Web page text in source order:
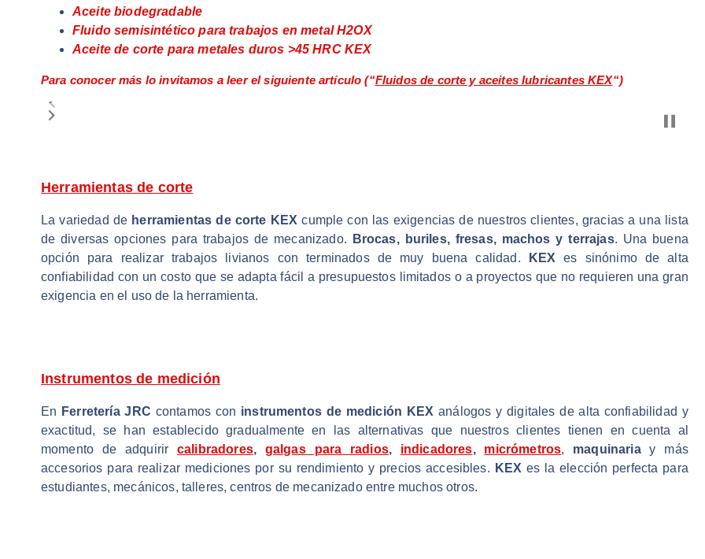
Aceite biodegradable
Fluido semisintético para trabajos en metal H2OX
Aceite de corte para metales duros >45 HRC KEX
Para conocer más lo invitamos a leer el siguiente artículo (“Fluidos de corte y aceites lubricantes KEX“)
Herramientas de corte
La variedad de herramientas de corte KEX cumple con las exigencias de nuestros clientes, gracias a una lista
de diversas opciones para trabajos de mecanizado.
Brocas, buriles, fresas, machos y terrajas. Una buena
opción para realizar trabajos livianos con terminados de muy buena calidad.
KEX es sinónimo de alta
confiabilidad con un costo que se adapta fácil a presupuestos limitados o a proyectos que no requieren una gran
exigencia en el uso de la herramienta.
Instrumentos de medición
En Ferretería JRC contamos con instrumentos de medición KEX análogos y digitales de alta confiabilidad y
exactitud, se han establecido gradualmente en las alternativas que nuestros clientes tienen en cuenta al
momento de adquirir calibradores, galgas para radios, indicadores, micrómetros, maquinariay más
accesorios para realizar mediciones por su rendimiento y precios accesibles. KEX es la elección perfecta para
estudiantes, mecánicos, talleres, centros de mecanizado entre muchos otros.